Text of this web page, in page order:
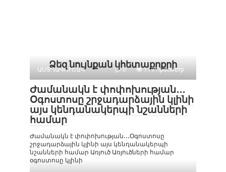
Ձեզ նույնքան կհետաքրքրի
ԱՍՏՂԱԳՈՒՇԱԿ 0 119 Просмотр
Ժամանակն է փոփոխության․․․
Օգոստոսը շրջադարձային կլինի
այս կենդանակերպի նշանների
համար
Ժամանակն է փոփոխության․․․Օգոստոսը
շրջադարձային կլինի այս կենդանակերպի
նշանների համար Առյուծ Առյուծների համար
օգոստոսը կլինի